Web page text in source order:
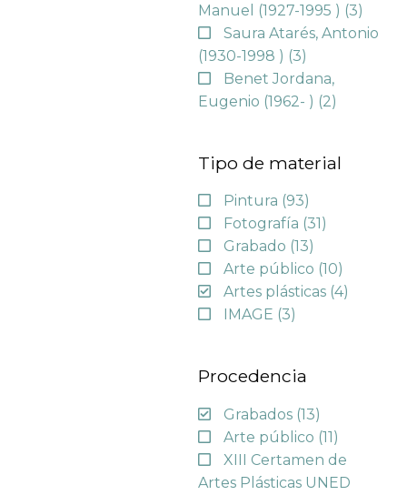
Manuel (1927-1995 ) (3)
Saura Atarés, Antonio
(1930-1998 ) (3)
Benet Jordana,
Eugenio (1962- ) (2)
Tipo de material
Pintura (93)
Fotografía (31)
Grabado (13)
Arte público (10)
Artes plásticas (4)
IMAGE (3)
Procedencia
Grabados (13)
Arte público (11)
XIII Certamen de
Artes Plásticas UNED